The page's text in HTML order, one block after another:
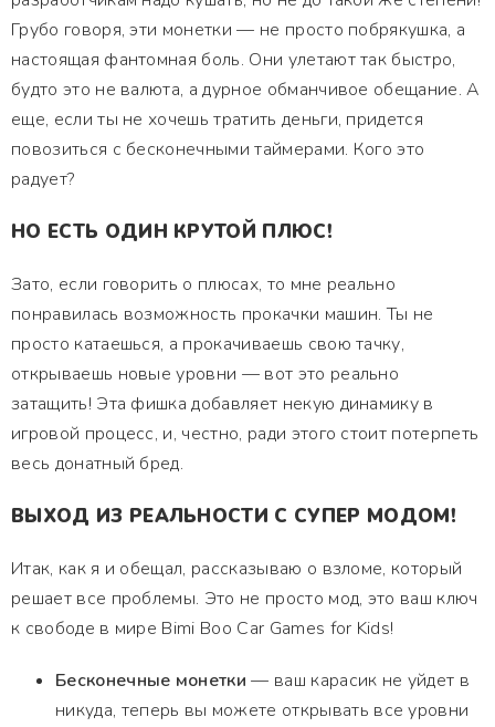
Грубо говоря, эти монетки — не просто побрякушка, а
настоящая фантомная боль. Они улетают так быстро,
будто это не валюта, а дурное обманчивое обещание. А
еще, если ты не хочешь тратить деньги, придется
повозиться с бесконечными таймерами. Кого это
радует?
НО ЕСТЬ ОДИН КРУТОЙ ПЛЮС!
Зато, если говорить о плюсах, то мне реально
понравилась возможность прокачки машин. Ты не
просто катаешься, а прокачиваешь свою тачку,
открываешь новые уровни — вот это реально
затащить! Эта фишка добавляет некую динамику в
игровой процесс, и, честно, ради этого стоит потерпеть
весь донатный бред.
ВЫХОД ИЗ РЕАЛЬНОСТИ С СУПЕР МОДОМ!
Итак, как я и обещал, рассказываю о взломе, который
решает все проблемы. Это не просто мод, это ваш ключ
к свободе в мире Bimi Boo Car Games for Kids!
Бесконечные монетки — ваш карасик не уйдет в
никуда, теперь вы можете открывать все уровни